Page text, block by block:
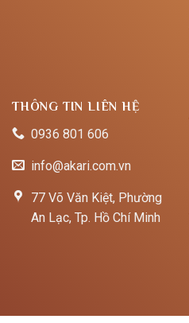
THÔNG TIN LIÊN HỆ
0936 801 606
info@akari.com.vn
77 Võ Văn Kiệt, Phường
An Lạc, Tp. Hồ Chí Minh